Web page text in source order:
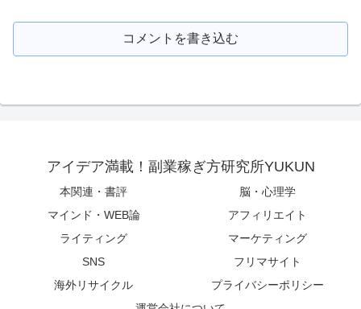
コメントを書き込む
アイデア満載！副業稼ぎ方研究所YUKUN
本関連・書評
脳・心理学
マインド・WEB論
アフィリエイト
ライティング
マーケティング
SNS
フリマサイト
海外リサイクル
プライバシーポリシー